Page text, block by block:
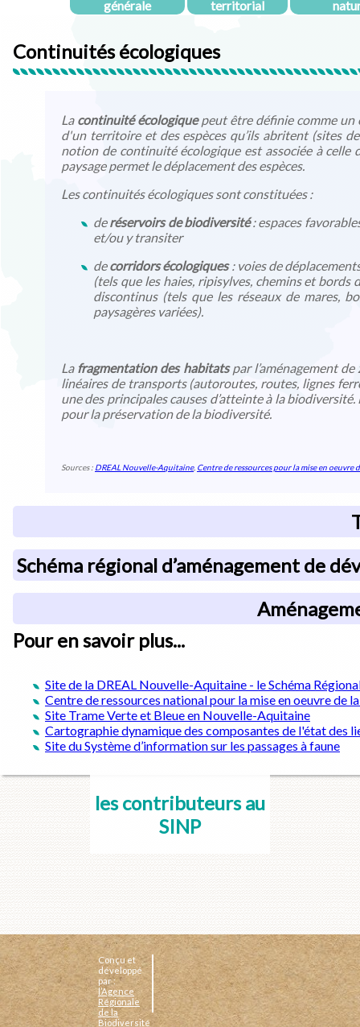
générale
territorial
Continuités écologiques
La continuité écologiquepeut être définie comme un
d'un territoire et des espèces qu’ils abritent (sites
notion de continuité écologique est associée à celle
paysage permet le déplacement des espèces.
Les continuités écologiques sont constituées :
deréservoirs de biodiversité: espaces
et/ou y transiter
decorridors écologiques: voies de
(tels que les haies, ripisylves, chemins et bords
discontinus (tels que les réseaux de mares,
paysagères variées).
Lafragmentation des habitatspar l’aménagement
linéaires de transports (autoroutes, routes, lignes
une des principales causes d’atteinte à la
pour la préservation de la biodiversité.
Sources : DREAL Nouvelle-Aquitaine, Centre de ressources pour la mise en oeuvre
Schéma régional d’aménagement de
Pour en savoir plus...
Site de la DREAL Nouvelle-Aquitaine - le Schéma
Centre de ressources national pour la mise en oeuvre de
Site Trame Verte et Bleue en Nouvelle-Aquitaine
Cartographie dynamique des composantes de l'état des
Site du Système d’information sur les passages à faune
les contributeurs au
SINP
Conçu et
développé
par :
l’Agence
Régionale
de la
Biodiversité